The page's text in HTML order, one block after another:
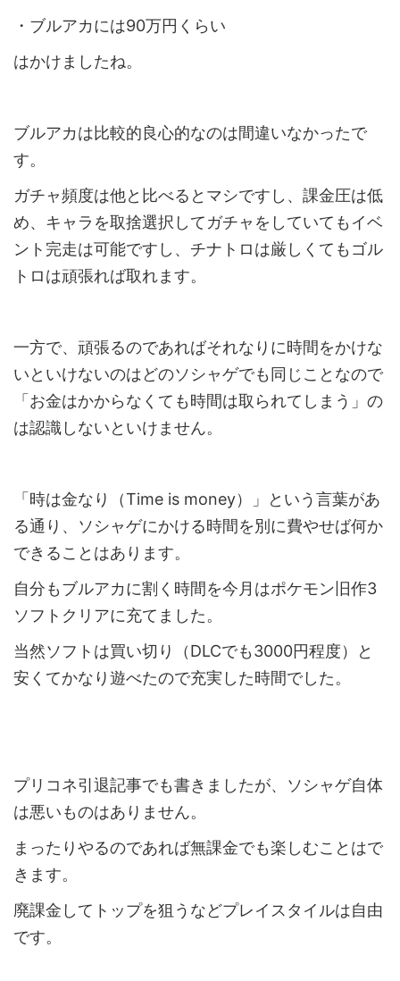
・ブルアカには90万円くらい
はかけましたね。
ブルアカは比較的良心的なのは間違いなかったで
す。
ガチャ頻度は他と比べるとマシですし、課金圧は低
め、キャラを取捨選択してガチャをしていてもイベ
ント完走は可能ですし、チナトロは厳しくてもゴル
トロは頑張れば取れます。
一方で、頑張るのであればそれなりに時間をかけな
いといけないのはどのソシャゲでも同じことなので
「お金はかからなくても時間は取られてしまう」の
は認識しないといけません。
「時は金なり（Time is money）」という言葉があ
る通り、ソシャゲにかける時間を別に費やせば何か
できることはあります。
自分もブルアカに割く時間を今月はポケモン旧作3
ソフトクリアに充てました。
当然ソフトは買い切り（DLCでも3000円程度）と
安くてかなり遊べたので充実した時間でした。
プリコネ引退記事でも書きましたが、ソシャゲ自体
は悪いものはありません。
まったりやるのであれば無課金でも楽しむことはで
きます。
廃課金してトップを狙うなどプレイスタイルは自由
です。